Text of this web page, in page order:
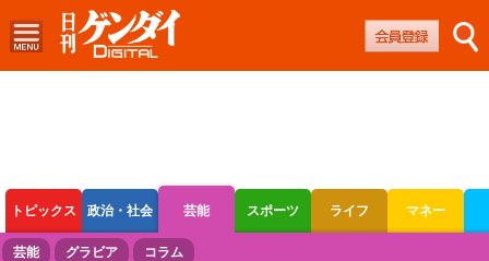
トピックス 政治・社会 芸能 スポーツ ライフ マネー
ボートレース 競輪 オートレース
芸能 グラビア コラム